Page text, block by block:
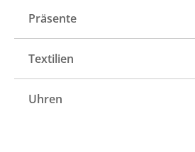
Präsente
Textilien
Uhren